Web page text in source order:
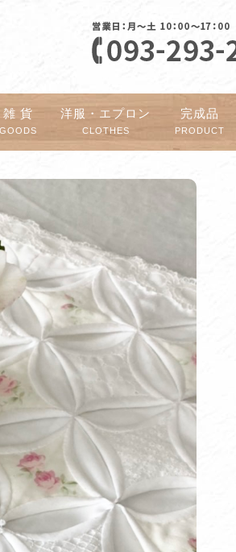
雑 貨
GOODS
洋服・エプロン
CLOTHES
完成品
PRODUCT